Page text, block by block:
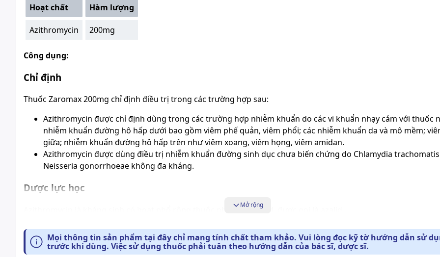
Hoạt chất
Hàm lượng
Azithromycin 200mg
Công dụng:
Chỉ định
Thuốc Zaromax 200mg chỉ định điều trị trong các trường hợp sau:
Azithromycin được chỉ định dùng trong các trường hợp nhiễm khuẩn do các vi khuẩn nhạy cảm với thuốc
nhiễm khuẩn đường hô hấp dưới bao gồm viêm phế quản, viêm phổi; các nhiễm khuẩn da và mô mềm;
giữa; nhiễm khuẩn đường hô hấp trên nhưviêm xoang, viêm họng, viêm amidan.
Azithromycin được dùng điều trị nhiễm khuẩn đường sinh dục chưa biến chứng do Chlamydia
Neisseria gonorrhoeae không đa kháng.
Dược lực học
là kháng sinh có hoạt phổ rộng thuộc nhóm macrolid, được gọi là azalid.
protein của chúng.
Azithromycin có tác dụng tốt trên các vi khuẩn Gram dương như Streptococcus, Pneumococcus,
Mở rộng
Mọi thông tin sản phẩm tại đây chỉ mang tính chất tham khảo. Vui lòng đọc kỹ tờ hướng dẫn sử
trước khi dùng. Việc sử dụng thuốc phải tuân theo hướng dẫn của bác sĩ, dược sĩ.